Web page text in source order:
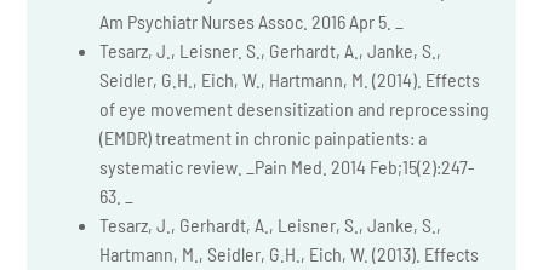
Am Psychiatr Nurses Assoc. 2016 Apr 5. _
Tesarz, J., Leisner. S., Gerhardt, A., Janke, S.,
Seidler, G.H., Eich, W., Hartmann, M. (2014). Effects
of eye movement desensitization and reprocessing
(EMDR) treatment in chronic painpatients: a
systematic review. _Pain Med. 2014 Feb;15(2):247-
63. _
Tesarz, J., Gerhardt, A., Leisner, S., Janke, S.,
Hartmann, M., Seidler, G.H., Eich, W. (2013). Effects